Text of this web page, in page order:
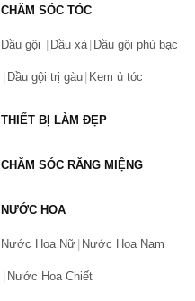
CHĂM SÓC TÓC
Dầu gội Dầu xả Dầu gội phủ bạc
Dầu gội trị gàu Kem ủ tóc
THIẾT BỊ LÀM ĐẸP
CHĂM SÓC RĂNG MIỆNG
NƯỚC HOA
Nước Hoa Nữ Nước Hoa Nam
Nước Hoa Chiết